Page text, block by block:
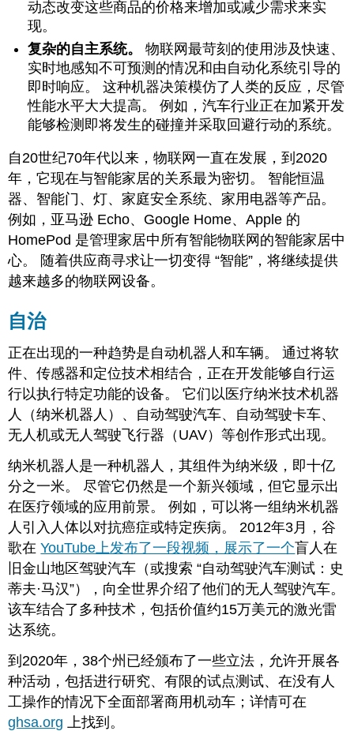
动态改变这些商品的价格来增加或减少需求来实
现。
复杂的自主系统。物联网最苛刻的使用涉及快速、
实时地感知不可预测的情况和由自动化系统引导的
即时响应。 这种机器决策模仿了人类的反应，尽管
性能水平大大提高。 例如，汽车行业正在加紧开发
能够检测即将发生的碰撞并采取回避行动的系统。
自20世纪70年代以来，物联网一直在发展，到2020
年，它现在与智能家居的关系最为密切。 智能恒温
器、智能门、灯、家庭安全系统、家用电器等产品。
例如，亚马逊 Echo、Google Home、Apple 的
HomePod 是管理家居中所有智能物联网的智能家居中
心。 随着供应商寻求让一切变得 “智能”，将继续提供
越来越多的物联网设备。
自治
正在出现的一种趋势是自动机器人和车辆。 通过将软
件、传感器和定位技术相结合，正在开发能够自行运
行以执行特定功能的设备。 它们以医疗纳米技术机器
人（纳米机器人）、自动驾驶汽车、自动驾驶卡车、
无人机或无人驾驶飞行器（UAV）等创作形式出现。
纳米机器人是一种机器人，其组件为纳米级，即十亿
分之一米。 尽管它仍然是一个新兴领域，但它显示出
在医疗领域的应用前景。 例如，可以将一组纳米机器
人引入人体以对抗癌症或特定疾病。 2012年3月，谷
歌在YouTube上发布了一段视频，展示了一个盲人在
旧金山地区驾驶汽车（或搜索 “自动驾驶汽车测试：史
蒂夫·马汉”），向全世界介绍了他们的无人驾驶汽车。
该车结合了多种技术，包括价值约15万美元的激光雷
达系统。
到2020年，38个州已经颁布了一些立法，允许开展各
种活动，包括进行研究、有限的试点测试、在没有人
工操作的情况下全面部署商用机动车；详情可在
ghsa.org 上找到。